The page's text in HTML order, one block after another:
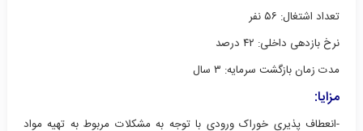
تعداد اشتغال: ۵۶ نفر
نرخ بازدهی داخلی: ۴۲ درصد
مدت زمان بازگشت سرمایه: ۳ سال
مزایا:
-انعطاف پذیری خوراک ورودی با توجه به مشکلات مربوط به تهیه مواد